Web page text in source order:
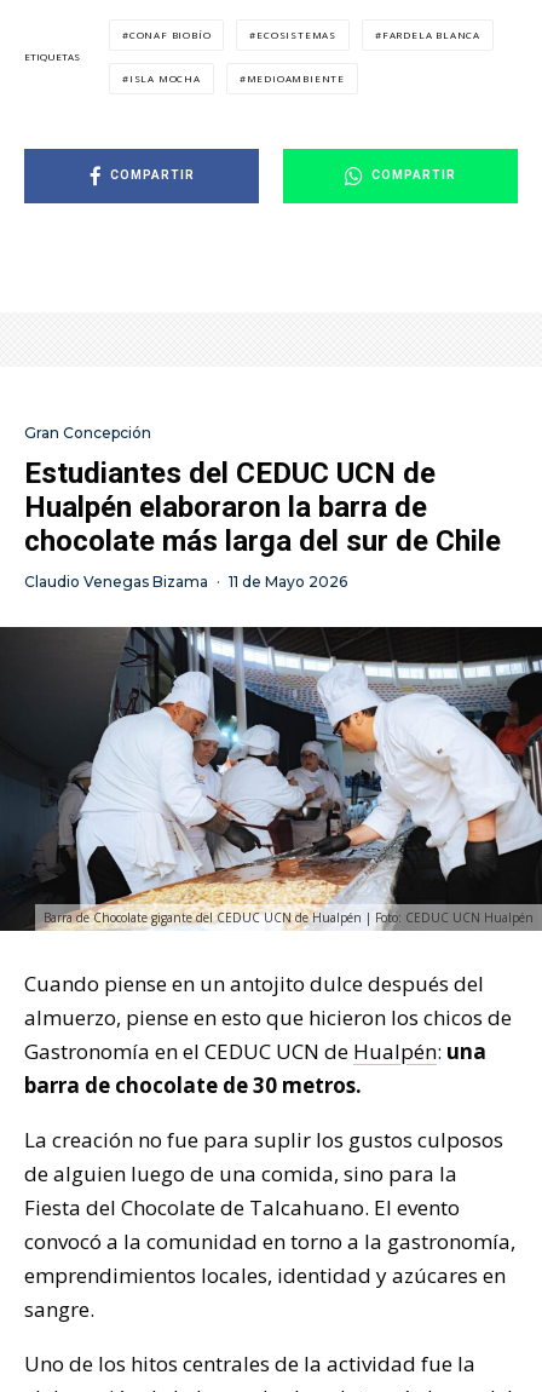
ETIQUETAS
CONAF BIOBÍO ECOSISTEMAS FARDELA BLANCA
ISLA MOCHA MEDIOAMBIENTE
COMPARTIR COMPARTIR
Gran Concepción
Estudiantes del CEDUC UCN de
Hualpén elaboraron la barra de
chocolate más larga del sur de Chile
Claudio Venegas Bizama · 11 de Mayo 2026
Barra de Chocolate gigante del CEDUC UCN de Hualpén | Foto: CEDUC UCN Hualpén
Cuando piense en un antojito dulce después del
almuerzo, piense en esto que hicieron los chicos de
Gastronomía en el CEDUC UCN de Hualpén: una
barra de chocolate de 30 metros.
La creación no fue para suplir los gustos culposos
de alguien luego de una comida, sino para la
Fiesta del Chocolate de Talcahuano. El evento
convocó a la comunidad en torno a la gastronomía,
emprendimientos locales, identidad y azúcares en
sangre.
Uno de los hitos centrales de la actividad fue la